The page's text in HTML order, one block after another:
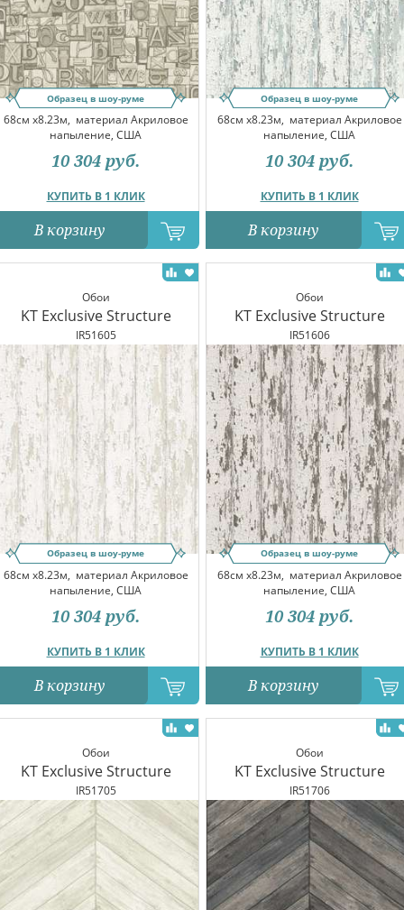
Образец в шоу-руме
68см x8.23м, материал Акриловое
напыление, США
КУПИТЬ В 1 КЛИК
10 304 руб.
В корзину
Образец в шоу-руме
68см x8.23м, материал Акриловое
напыление, США
КУПИТЬ В 1 КЛИК
10 304 руб.
В корзину
Обои
KT Exclusive Structure
IR51605
Образец в шоу-руме
68см x8.23м, материал Акриловое
напыление, США
КУПИТЬ В 1 КЛИК
10 304 руб.
В корзину
Обои
KT Exclusive Structure
IR51606
Образец в шоу-руме
68см x8.23м, материал Акриловое
напыление, США
КУПИТЬ В 1 КЛИК
10 304 руб.
В корзину
Обои
KT Exclusive Structure
IR51705
Обои
KT Exclusive Structure
IR51706